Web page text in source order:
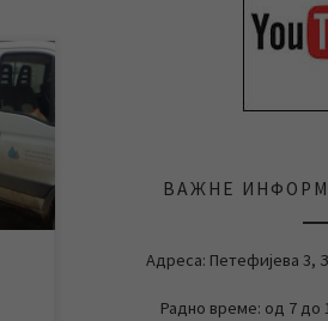
и
и
ВАЖНЕ
Адреса: Петефијева 3,
Радно време: од 7 до